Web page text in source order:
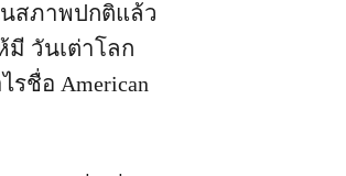
นสภาพปกติแล้ว
มี วันเต่าโลก
ชื่อ American